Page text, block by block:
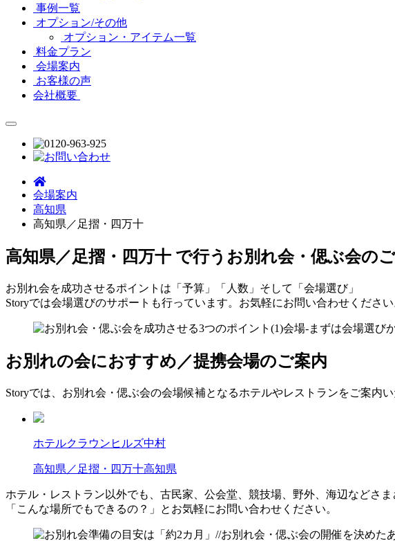
事例一覧
オプション/その他
オプション・アイテム一覧
料金プラン
会場案内
お客様の声
会社概要
会場案内
高知県
高知県／足摺・四万十
高知県／足摺・四万十 で行う お別れ会・偲ぶ会の
お別れ会を成功させるポイントは「予算」「人数」そして「会場選び」
Storyでは会場選びのサポートも行っています。お気軽にお問い合わせください
お別れの会におすすめ／提携会場のご案内
Storyでは、お別れ会・偲ぶ会の会場候補となるホテルやレストランをご案内い
ホテルクラウンヒルズ中村
高知県／足摺・四万十高知県
ホテル・レストラン以外でも、古民家、公会堂、競技場、野外、海辺などさ
「こんな場所でもできるの？」とお気軽にお問い合わせください。